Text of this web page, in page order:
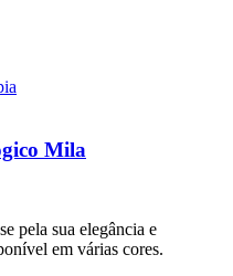
Mila
pela sua elegância e
em várias cores.